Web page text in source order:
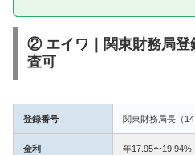
② エイワ｜関東財務局登
査可
登録番号 関東財務局長（
金利 年17.95〜19.94%